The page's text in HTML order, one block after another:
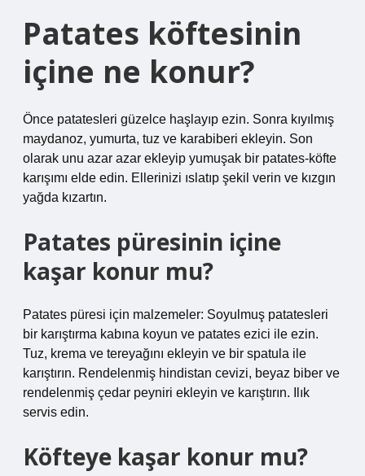
Patates köftesinin
içine ne konur?
Önce patatesleri güzelce haşlayıp ezin. Sonra kıyılmış
maydanoz, yumurta, tuz ve karabiberi ekleyin. Son
olarak unu azar azar ekleyip yumuşak bir patates-köfte
karışımı elde edin. Ellerinizi ıslatıp şekil verin ve kızgın
yağda kızartın.
Patates püresinin içine
kaşar konur mu?
Patates püresi için malzemeler: Soyulmuş patatesleri
bir karıştırma kabına koyun ve patates ezici ile ezin.
Tuz, krema ve tereyağını ekleyin ve bir spatula ile
karıştırın. Rendelenmiş hindistan cevizi, beyaz biber ve
rendelenmiş çedar peyniri ekleyin ve karıştırın. Ilık
servis edin.
Köfteye kaşar konur mu?